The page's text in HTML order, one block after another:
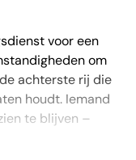
voor een
om
achterste rij die
houdt. Iemand
te blijven –